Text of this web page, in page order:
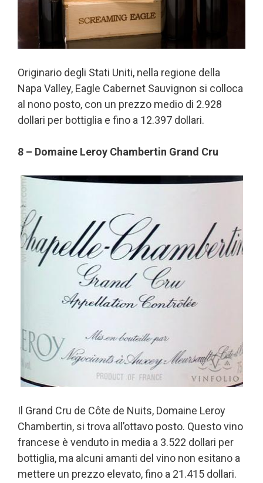
Originario degli Stati Uniti, nella regione della
Napa Valley, Eagle Cabernet Sauvignon si colloca
al nono posto, con un prezzo medio di 2.928
dollari per bottiglia e fino a 12.397 dollari.
8 – Domaine Leroy Chambertin Grand Cru
Il Grand Cru de Côte de Nuits, Domaine Leroy
Chambertin, si trova all’ottavo posto. Questo vino
francese è venduto in media a 3.522 dollari per
bottiglia, ma alcuni amanti del vino non esitano a
mettere un prezzo elevato, fino a 21.415 dollari.